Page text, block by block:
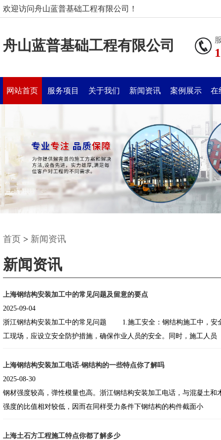
欢迎访问舟山蓝普基础工程有限公司！
舟山蓝普基础工程有限公司
网站首页 服务项目 关于我们 新闻资讯 案例展示 在
首页 > 新闻资讯
新闻资讯
上海钢结构安装加工中的常见问题及留意的要点
2025-09-04
浙江钢结构安装加工中的常见问题 1.施工安全：钢结构施工中，安全问题尤为重要。在施
工现场，应设立安全防护措施，确保作业人员的安全。同时，施工人员
上海钢结构安装加工电话-钢结构的一些特点你了解吗
2025-08-30
钢材强度较高，弹性模量也高。浙江钢结构安装加工电话，与混凝土和
强度的比值相对较低，因而在同样受力条件下钢结构的构件截面小
上海土石方工程施工特点你都了解多少